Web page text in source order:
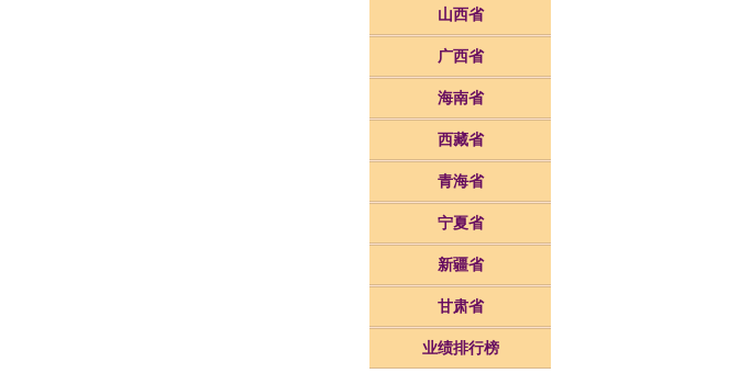
山西省
广西省
海南省
西藏省
青海省
宁夏省
新疆省
甘肃省
业绩排行榜